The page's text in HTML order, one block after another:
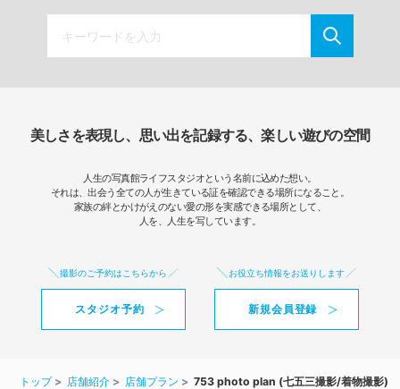
美しさを表現し、思い出を記録する、楽しい遊びの空間
人生の写真館ライフスタジオという名前に込めた想い。
それは、出会う全ての人が生きている証を確認できる場所になること。
家族の絆とかけがえのない愛の形を実感できる場所として、
人を、人生を写しています。
撮影のご予約はこちらから
スタジオ予約
お役立ち情報をお送りします
新規会員登録
トップ 店舗紹介 店舗プラン 753 photo plan (七五三撮影/着物撮影)